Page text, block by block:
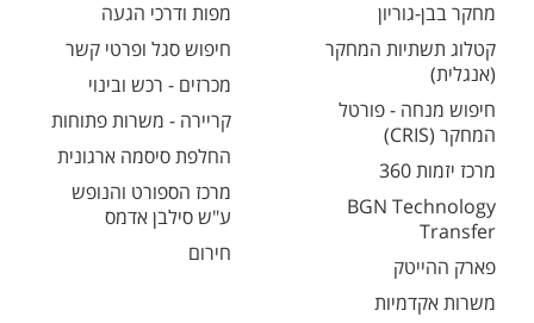
מחקר בבן-גוריון
קטלוג תשתיות המחקר
(אנגלית)
חיפוש מנחה - פורטל
המחקר (CRIS)
מרכז יזמות 360
BGN Technology
Transfer
פארק ההייטק
משרות אקדמיות
מפות ודרכי הגעה
חיפוש סגל ופרטי קשר
מכרזים - רכש ובינוי
קריירה - משרות פתוחות
החלפת סיסמה ארגונית
מרכז הספורט והנופש
ע"ש סילבן אדמס
חירום